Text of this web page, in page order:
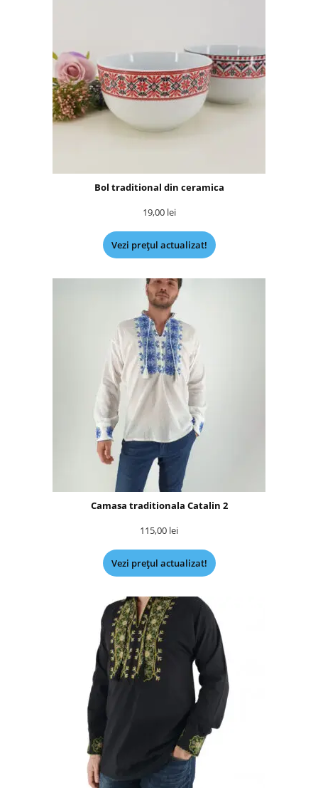
Bol traditional din ceramica
19,00 lei
Vezi prețul actualizat!
Camasa traditionala Catalin 2
115,00 lei
Vezi prețul actualizat!